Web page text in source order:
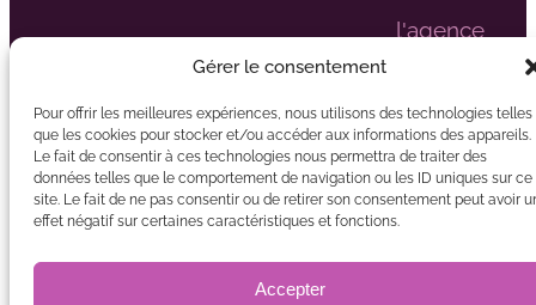
Gérer le consentement
Pour offrir les meilleures expériences, nous utilisons des technologies telles
que les cookies pour stocker et/ou accéder aux informations des appareils.
Le fait de consentir à ces technologies nous permettra de traiter des
données telles que le comportement de navigation ou les ID uniques sur ce
site. Le fait de ne pas consentir ou de retirer son consentement peut avoir
effet négatif sur certaines caractéristiques et fonctions.
Accepter
2026
© Tous Droits Réservés - Drain Body Expert
l'agence